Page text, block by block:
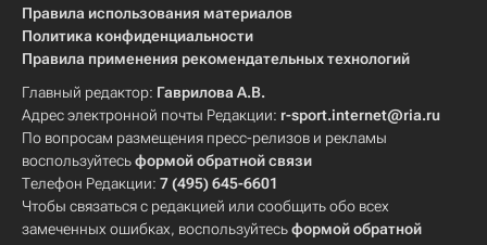
Правила использования материалов
Политика конфиденциальности
Правила применения рекомендательных технологий
Главный редактор: Гаврилова А.В.
Адрес электронной почты Редакции: r-sport.internet@ria.ru
По вопросам размещения пресс-релизов и рекламы
воспользуйтесьформой обратной связи
Телефон Редакции: 7 (495) 645-6601
Чтобы связаться с редакцией или сообщить обо всех
замеченных ошибках, воспользуйтесьформой обратной